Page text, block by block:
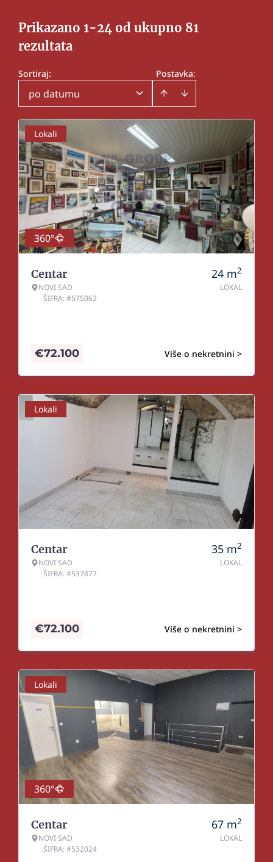
Prikazano 1-24 od ukupno 81
rezultata
Postavka:
Sortiraj:
po datumu
Lokali
360°
Centar
NOVI SAD
ŠIFRA: #575063
24 m2
LOKAL
Više o nekretnini >
€72.100
Lokali
Centar
NOVI SAD
ŠIFRA: #537877
35 m2
LOKAL
Više o nekretnini >
€72.100
Lokali
360°
Centar
NOVI SAD
ŠIFRA: #532024
67 m2
LOKAL